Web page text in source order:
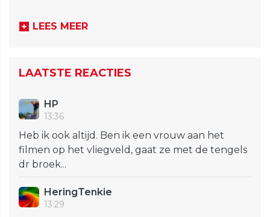
LEES MEER
LAATSTE REACTIES
HP
13:36
Heb ik ook altijd. Ben ik een vrouw aan het
filmen op het vliegveld, gaat ze met de tengels
dr broek...
HeringTenkie
13:29